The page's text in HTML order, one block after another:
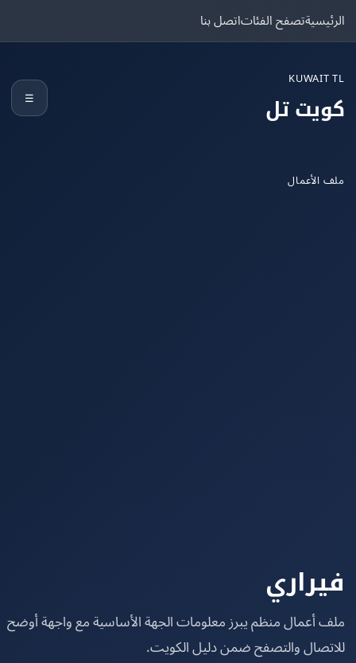
تصفح الفئاتاتصل بنا
تل
منظم يبرز معلومات الجهة الأساسية مع واجهة أوضح
والتصفح ضمن دليل الكويت.